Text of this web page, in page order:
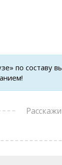
по составу